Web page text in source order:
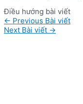
Điều hướng bài viết
← Previous Bài viết
Next Bài viết →